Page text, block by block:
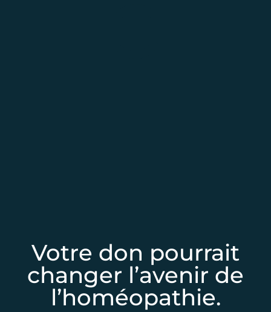
Votre don pourrait
changer l’avenir de
l’homéopathie.